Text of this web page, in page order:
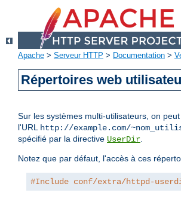
Apache > Serveur HTTP > Documentation >
Répertoires web
Sur les systèmes multi-utilisateurs, on
l'URL http://example.com/
spécifié par la directive UserDir.
Notez que par défaut, l'accès à ces
#Include conf/extra/httpd-